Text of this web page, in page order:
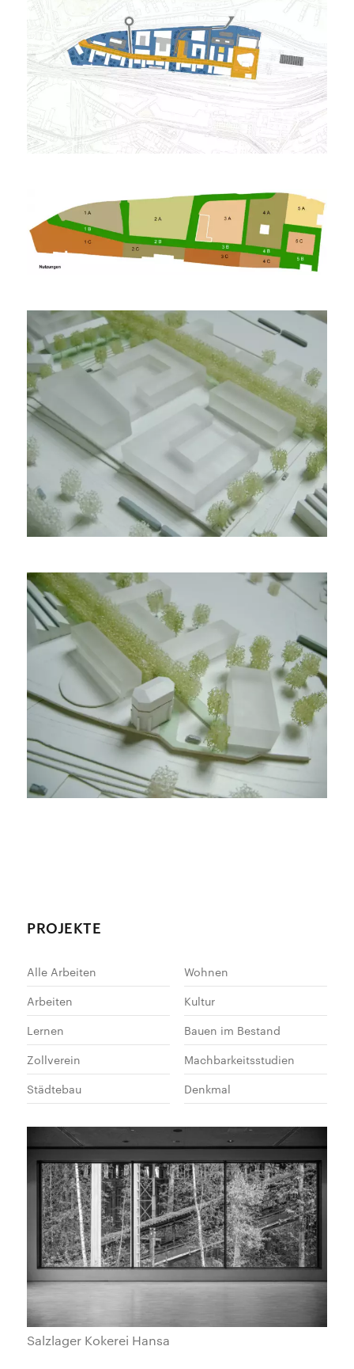
PROJEKTE
Alle Arbeiten
Wohnen
Arbeiten
Kultur
Lernen
Bauen im Bestand
Zollverein
Machbarkeitsstudien
Städtebau
Denkmal
Salzlager Kokerei Hansa